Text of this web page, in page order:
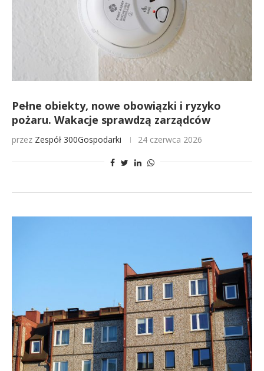
Pełne obiekty, nowe obowiązki i ryzyko
pożaru. Wakacje sprawdzą zarządców
przez Zespół 300Gospodarki 24 czerwca 2026